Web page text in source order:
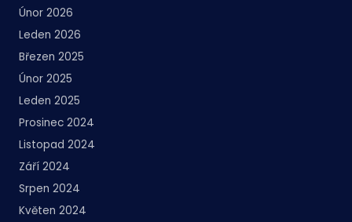
Únor 2026
Leden 2026
Březen 2025
Únor 2025
Leden 2025
Prosinec 2024
Listopad 2024
Září 2024
Srpen 2024
Květen 2024